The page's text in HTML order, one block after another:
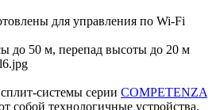
для управления по Wi-Fi
до 50 м, перепад высоты до 20 м
системы серии COMPETENZA
собой технологичные устройства,